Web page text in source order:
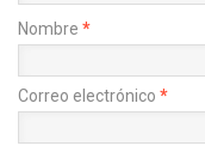
Nombre *
Correo electrónico *